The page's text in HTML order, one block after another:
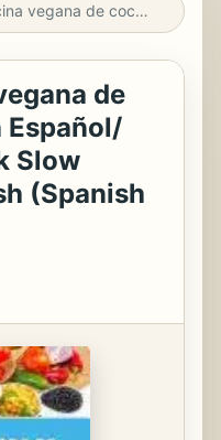
Libro de cocina vegana de cocción lenta En Español/ Vegan Cookbook Slow Cooker In Spanish (Spanish Edition)
de
Español/
Slow
(Spanish